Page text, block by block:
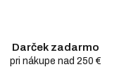
Darček zadarmo
pri nákupe nad 250 €